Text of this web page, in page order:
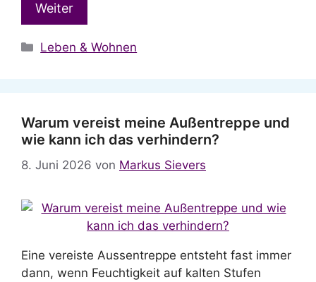
Weiter
Kategorien
Leben & Wohnen
Warum vereist meine Außentreppe und
wie kann ich das verhindern?
8. Juni 2026 von Markus Sievers
Eine vereiste Aussentreppe entsteht fast immer
dann, wenn Feuchtigkeit auf kalten Stufen